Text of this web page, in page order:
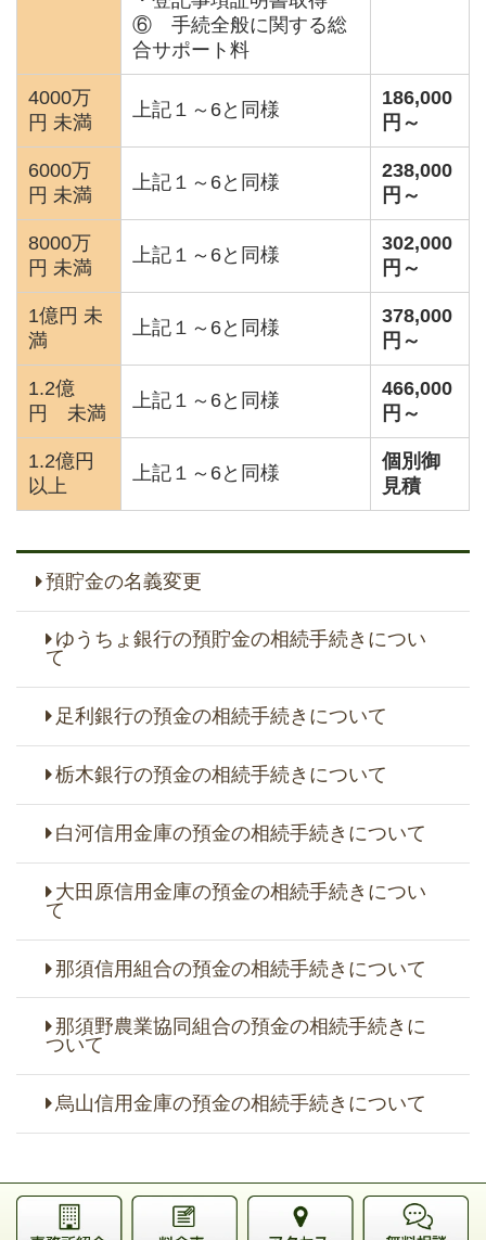
⑥ 手続全般に関する総
合サポート料
4000万
円 未満
上記１～6と同様
186,000
円～
6000万
円 未満
上記１～6と同様
238,000
円～
8000万
円 未満
上記１～6と同様
302,000
円～
1億円 未
満
上記１～6と同様
378,000
円～
1.2億
円 未満
上記１～6と同様
466,000
円～
1.2億円
以上
上記１～6と同様
個別御
見積
預貯金の名義変更
ゆうちょ銀行の預貯金の相続手続きについ
て
足利銀行の預金の相続手続きについて
栃木銀行の預金の相続手続きについて
白河信用金庫の預金の相続手続きについて
大田原信用金庫の預金の相続手続きについ
て
那須信用組合の預金の相続手続きについて
那須野農業協同組合の預金の相続手続きに
ついて
烏山信用金庫の預金の相続手続きについて